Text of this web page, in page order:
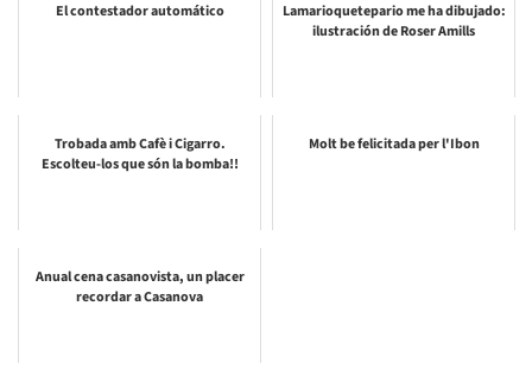
El contestador automático
Lamarioquetepario me ha dibujado:
ilustración de Roser Amills
Trobada amb Cafè i Cigarro.
Escolteu-los que són la bomba!!
Molt be felicitada per l'Ibon
Anual cena casanovista, un placer
recordar a Casanova